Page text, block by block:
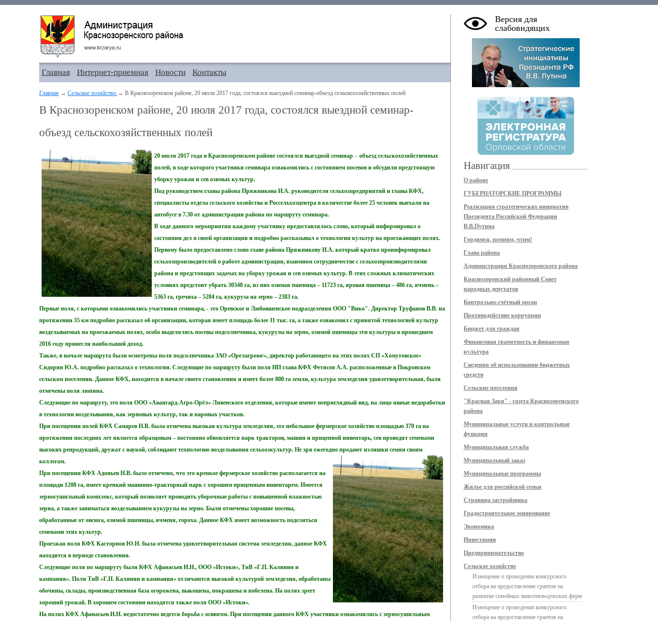
Главная Интернет-приемная Новости Контакты
Главная → Сельское хозяйство → В Краснозоренском районе, 20 июля 2017 года, состоялся выездной семинар-объезд сельскохозяйственных полей
В Краснозоренском районе, 20 июля 2017 года, состоялся выездной семинар-
объезд сельскохозяйственных полей
20 июля 2017 года в Краснозоренском районе состоялся выездной семинар - объезд сельскохозяйственных
полей, в ходе которого участники семинара ознакомились с состоянием посевов и обсудили предстоящую
уборку урожая и сев озимых культур.
Под руководством главы района Пряжникова И.А. руководители сельхозпредприятий и главы КФХ,
специалисты отдела сельского хозяйства и Россельхозцентра в количестве более 25 человек выехали на
автобусе в 7.30 от администрации района по маршруту семинара.
В ходе данного мероприятия каждому участнику предоставлялось слово, который информировал о
состоянии дел в своей организации и подробно рассказывал о технологии культур на проезжающих полях.
Первому было предоставлено слово главе района Пряжникову И.А. который кратко проинформировал
сельхозпроизводителей о работе администрации, взаимном сотрудничестве с сельхозпроизводителями
района и предстоящих задачах на уборку урожая и сев озимых культур. В этих сложных климатических
условиях предстоит убрать 30348 га, из них озимая пшеница – 11723 га, яровая пшеница – 486 га, ячмень –
5363 га, гречиха – 5284 га, кукуруза на зерно – 2383 га.
Первые поля, с которыми ознакомились участники семинара, - это Оревское и Любовшенское подразделения ООО "Вико". Директор Труфанов В.В. на
протяжении 35 км подробно рассказал об организации, которая имеет площадь более 11 тыс. га, а также ознакомил с принятой технологией культур
возделываемых на проезжаемых полях, особо выделялись посевы подсолнечника, кукурузы на зерно, озимой пшеницы эти культуры в прошедшем
2016 году принесли наибольший доход.
Также, в начале маршрута были осмотрены поля подсолнечника ЗАО «Орелагроюг», директор работающего на этих полях СП «Хомутовское»
Сидорин Ю.А. подробно рассказал о технологии. Следующие по маршруту были поля ИП глава КФХ Фетисов А.А. расположенные в Покровском
сельском поселении. Данное КФХ, находится в начале своего становления и имеет более 800 га земли, культура земледелия удовлетворительная, были
отмечены поля люпина.
Следующие по маршруту, это поля ООО «Авангард-Агро-Орёл» Ливенского отделения, которые имеют неприглядный вид, на лицо явные недоработки
в технологии возделывания, как зерновых культур, так и паровых участков.
При посещении полей КФХ Самарев Н.В. была отмечена высокая культура земледелия, это небольшое фермерское хозяйство площадью 370 га на
протяжении последних лет является образцовым – постоянно обновляется парк тракторов, машин и прицепной инвентарь, сев проводят семенами
высоких репродукций, дружат с наукой, соблюдают технологию возделывания сельхозкультур. Не зря ежегодно продают излишки семян своим
коллегам.
При посещении КФХ Адоньев Н.В. было отмечено, что это крепкое фермерское хозяйство располагается на
площади 1208 га, имеет крепкий машинно-тракторный парк с хорошим прицепным инвентарем. Имеется
зерносушильный комплекс, который позволяет проводить уборочные работы с повышенной влажностью
зерна, а также заниматься возделыванием кукурузы на зерно. Были отмечены хорошие посевы,
обработанные от овсюга, озимой пшеницы, ячменя, гороха. Данное КФХ имеет возможность поделиться
семенами этих культур.
Проезжая поля КФХ Касторнов Ю.Н. была отмечена удовлетворительная система земледелия, данное КФХ
находится в периоде становления.
Следующие поля по маршруту были КФХ Афанасьев И.Н., ООО «Истоки», ТнВ «Г.П. Калинин и
кампания». Поля ТнВ «Г.П. Калинин и кампания» отличаются высокой культурой земледелия, обработаны
обочины, склады, производственная база огорожена, выкошена, покрашена и побелена. На полях зреет
хороший урожай. В хорошем состоянии находятся также поля ООО «Истоки».
На полях КФХ Афанасьев И.Н. недостаточно ведется борьба с освюгом. При посещении данного КФХ участники ознакомились с зерносушильным
Версия для
слабовидящих
Навигация
О районе
ГУБЕРНАТОРСКИЕ ПРОГРАММЫ
Реализация стратегических инициатив
Президента Российской Федерации
В.В.Путина
Гордимся, помним, чтим!
Глава района
Администрация Краснозоренского района
Краснозоренский районный Совет
народных депутатов
Контрольно-счётный орган
Противодействие коррупции
Бюджет для граждан
Финансовая грамотность и финансовая
культура
Сведения об использовании бюджетных
средств
Сельские поселения
"Красная Заря" - газета Краснозоренского
района
Муниципальные услуги и контрольные
функции
Муниципальная служба
Муниципальный заказ
Муниципальные программы
Жилье для российской семьи
Страница застройщика
Градостроительное зонирование
Экономика
Инвестиции
Предпринимательство
Сельское хозяйство
Извещение о проведении конкурсного
отбора на предоставление грантов на
развитие семейных животноводческих ферм
Извещение о проведении конкурсного
отбора на предоставление грантов на